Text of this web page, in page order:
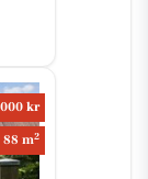
kr
88 m2